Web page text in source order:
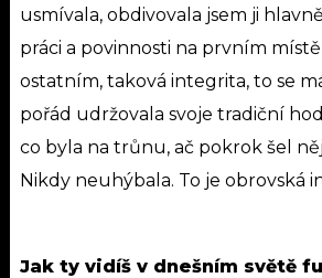
usmívala, obdivovala jsem ji
práci a povinnosti na prvním
ostatním, taková integrita, to se
pořád udržovala svoje tradiční
co byla na trůnu, ač pokrok šel
Nikdy neuhýbala. To je obrovská
Jak ty vidíš v dnešním světě